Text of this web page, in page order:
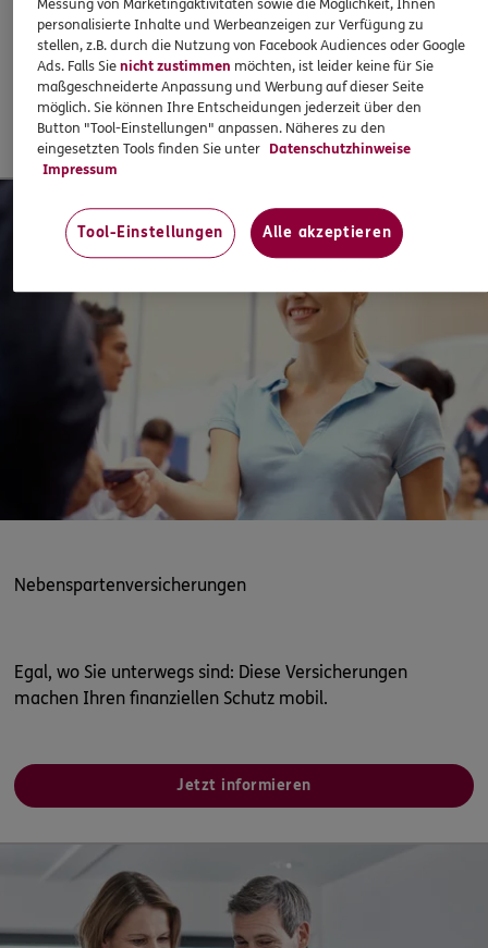
Damit Sie entspannter Ihren Geschäften nachgehen
können.
Jetzt informieren
Nebenspartenversicherungen
Egal, wo Sie unterwegs sind: Diese Versicherungen
machen Ihren finanziellen Schutz mobil.
Jetzt informieren
Messung von Marketingaktivitäten sowie die Möglichkeit, Ihnen
personalisierte Inhalte und Werbeanzeigen zur Verfügung zu
stellen, z.B. durch die Nutzung von Facebook Audiences oder Google
Ads. Falls Sienicht zustimmen möchten, ist leider keine für Sie
maßgeschneiderte Anpassung und Werbung auf dieser Seite
möglich. Sie können Ihre Entscheidungen jederzeit über den
Button "Tool-Einstellungen" anpassen. Näheres zu den
eingesetzten Tools finden Sie unter Datenschutzhinweise
Impressum
Tool-Einstellungen Alle akzeptieren